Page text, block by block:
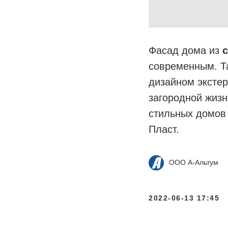
Фасад дома из
современным.
дизайном
загородной
стильных
Пласт.
ООО А-Альтум
2022-06-13 17:45